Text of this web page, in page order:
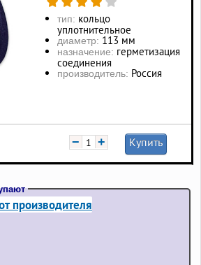
тип: кольцо
уплотнительное
диаметр: 113 мм
назначение: герметизация
соединения
производитель: Россия
− + Купить
производителя